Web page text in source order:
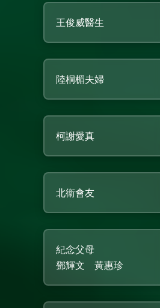
王俊威醫生
陸桐楣夫婦
柯謝愛真
北衞會友
紀念父母
鄧輝文 黃惠珍